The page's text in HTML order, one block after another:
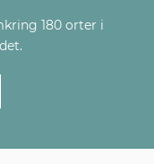
180 orter i